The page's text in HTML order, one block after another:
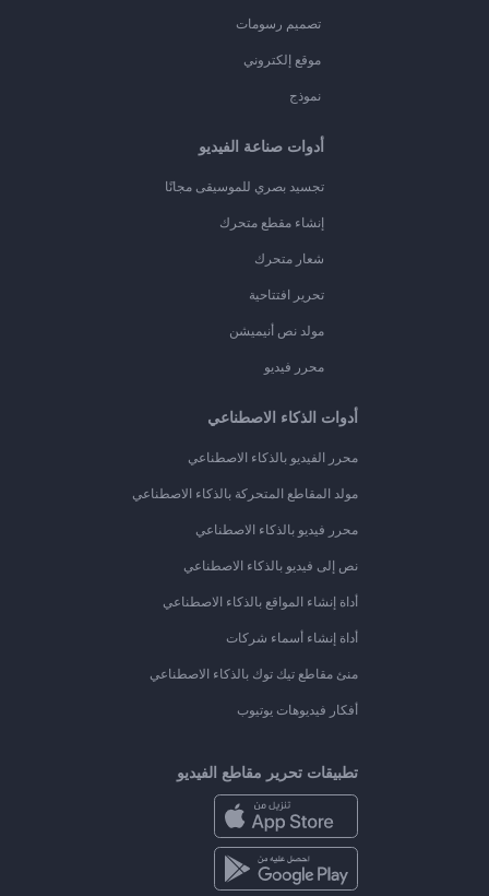
تصميم رسومات
موقع إلكتروني
نموذج
أدوات صناعة الفيديو
تجسيد بصري للموسيقى مجانًا
إنشاء مقطع متحرك
شعار متحرك
تحرير افتتاحية
مولد نص أنيميشن
محرر فيديو
أدوات الذكاء الاصطناعي
محرر الفيديو بالذكاء الاصطناعي
مولد المقاطع المتحركة بالذكاء الاصطناعي
محرر فيديو بالذكاء الاصطناعي
نص إلى فيديو بالذكاء الاصطناعي
أداة إنشاء المواقع بالذكاء الاصطناعي
أداة إنشاء أسماء شركات
منئ مقاطع تيك توك بالذكاء الاصطناعي
أفكار فيديوهات يوتيوب
تطبيقات تحرير مقاطع الفيديو